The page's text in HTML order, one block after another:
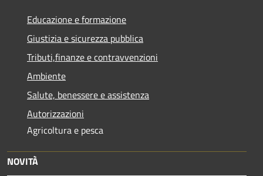
Educazione e formazione
Giustizia e sicurezza pubblica
Tributi,finanze e contravvenzioni
Ambiente
Salute, benessere e assistenza
Autorizzazioni
Agricoltura e pesca
NOVITÀ